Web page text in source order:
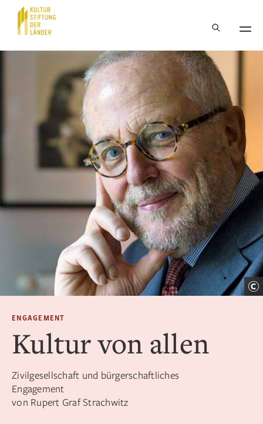
Hauptnavigation
ENGAGEMENT
Kultur von allen
Zivilgesellschaft und bürgerschaftliches
Engagement
von Rupert Graf Strachwitz